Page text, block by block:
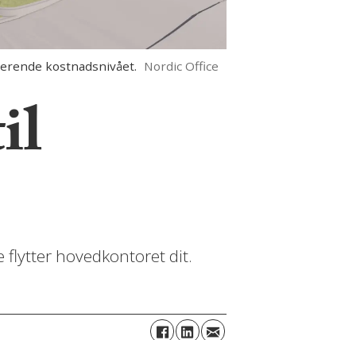
kostnadsnivået. Nordic Office
flytter hovedkontoret dit.